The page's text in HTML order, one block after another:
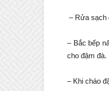
– Rửa sạch
– Bắc bếp
cho đậm đà.
– Khi cháo